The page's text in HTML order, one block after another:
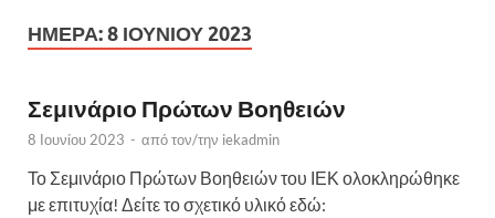
ΗΜΈΡΑ:8 ΙΟΥΝΊΟΥ 2023
Σεμινάριο Πρώτων Βοηθειών
8 Ιουνίου 2023 - από τον/την iekadmin
Το Σεμινάριο Πρώτων Βοηθειών του ΙΕΚ ολοκληρώθηκε
με επιτυχία! Δείτε το σχετικό υλικό εδώ: